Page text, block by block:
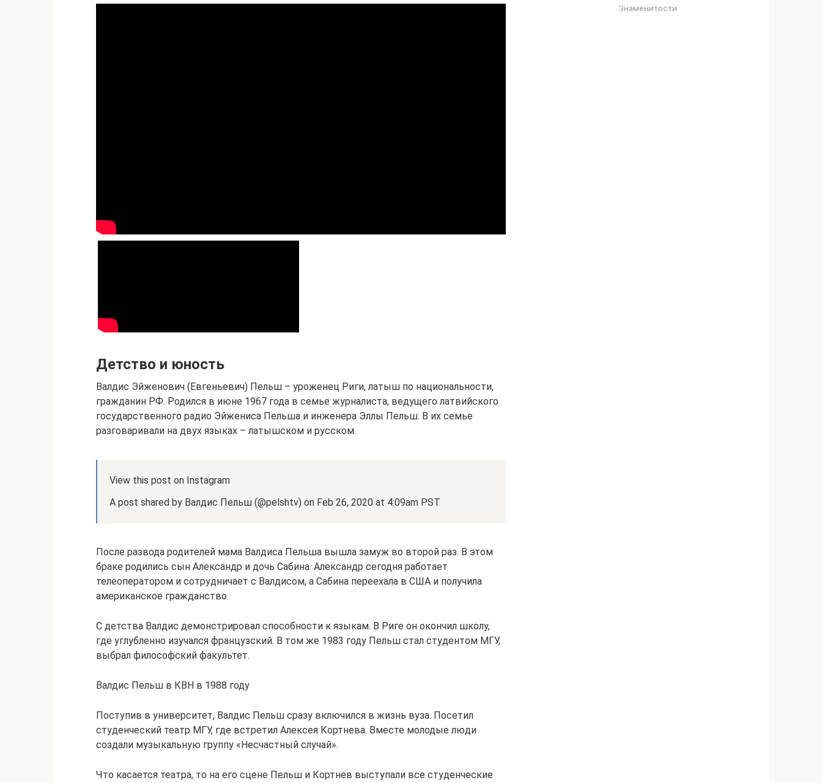
Детство и юность
Валдис Эйженович (Евгеньевич) Пельш – уроженец Риги, латыш по национальности,
гражданин РФ. Родился в июне 1967 года в семье журналиста, ведущего латвийского
государственного радио Эйжениса Пельша и инженера Эллы Пельш. В их семье
разговаривали на двух языках – латышском и русском.
View this post on Instagram
A post shared by Валдис Пельш (@pelshtv) on Feb 26, 2020 at 4:09am PST
После развода родителей мама Валдиса Пельша вышла замуж во второй раз. В этом
браке родились сын Александр и дочь Сабина. Александр сегодня работает
телеоператором и сотрудничает с Валдисом, а Сабина переехала в США и получила
американское гражданство.
С детства Валдис демонстрировал способности к языкам. В Риге он окончил школу,
где углубленно изучался французский. В том же 1983 году Пельш стал студентом МГУ,
выбрал философский факультет.
Валдис Пельш в КВН в 1988 году
Поступив в университет, Валдис Пельш сразу включился в жизнь вуза. Посетил
студенческий театр МГУ, где встретил Алексея Кортнева. Вместе молодые люди
создали музыкальную группу «Несчастный случай».
Что касается театра, то на его сцене Пельш и Кортнев выступали все студенческие
Знаменитости